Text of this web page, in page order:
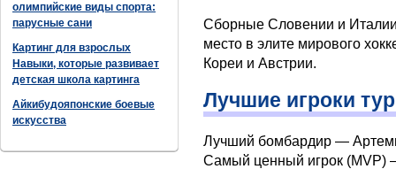
олимпийские виды спорта:
парусные сани
Картинг для взрослых
Навыки, которые развивает
детская школа картинга
Айкибудояпонские боевые
искусства
Сборные Словении и Италии
место в элите мирового
Кореи и Австрии.
Лучшие игроки
Лучший бомбардир —
Самый ценный игрок